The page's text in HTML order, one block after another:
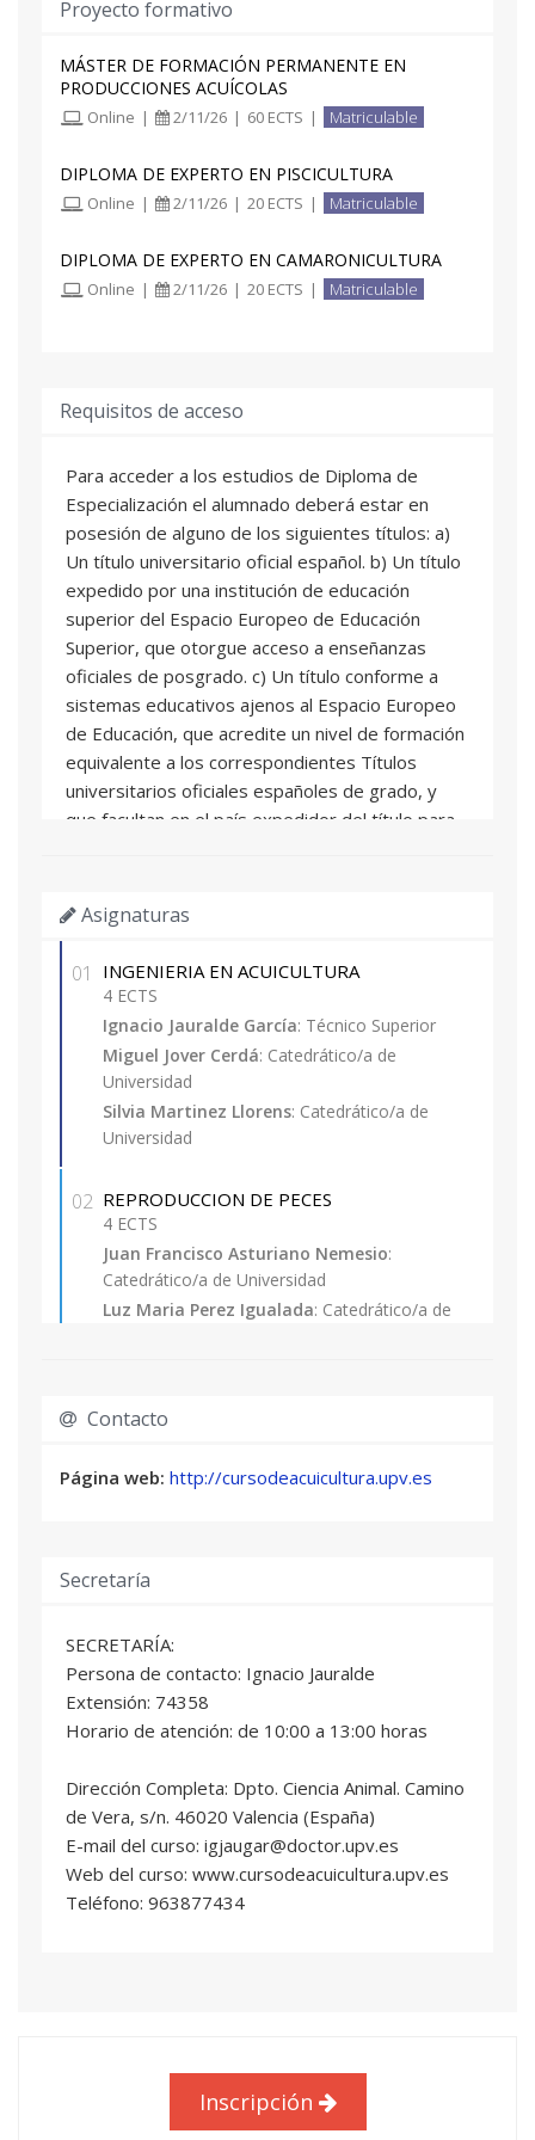
Universitarios interesados en ampliar sus
estudios en acuicultura.
conocimientos en otras disciplinas acuícolas.
Proyecto formativo
MÁSTER DE FORMACIÓN PERMANENTE EN
PRODUCCIONES ACUÍCOLAS
Online | 2/11/26 | 60 ECTS | Matriculable
DIPLOMA DE EXPERTO EN PISCICULTURA
Online | 2/11/26 | 20 ECTS | Matriculable
DIPLOMA DE EXPERTO EN CAMARONICULTURA
Online | 2/11/26 | 20 ECTS | Matriculable
Requisitos de acceso
Para acceder a los estudios de Diploma de
Especialización el alumnado deberá estar en
posesión de alguno de los siguientes títulos: a)
Un título universitario oficial español. b) Un título
expedido por una institución de educación
superior del Espacio Europeo de Educación
Superior, que otorgue acceso a enseñanzas
oficiales de posgrado. c) Un título conforme a
sistemas educativos ajenos al Espacio Europeo
de Educación, que acredite un nivel de formación
equivalente a los correspondientes Títulos
universitarios oficiales españoles de grado, y
que facultan en el país expedidor del título para
la Universitat Politècnica de València o por otras
universidades con las que exista mutuo
reconocimiento de dicha titulación. e)Experiencia
laboral o profesional con nivel competencial
equivalente a la formación académica
universitaria.
Excepcionalmente se admitirán con la
consideración de matrícula provisional,
tengan pendiente superar como máximo 30
ECTS (incluido el Proyecto Final de Carrera), no
pudiendo optar a la expedición de su Título
Propio hasta la obtención de la titulación
correspondiente.
Asignaturas
01 INGENIERIA EN ACUICULTURA
4 ECTS
Ignacio Jauralde García : Técnico Superior
Miguel Jover Cerdá: Catedrático/a de
Universidad
Silvia Martinez Llorens: Catedrático/a de
Universidad
02 REPRODUCCION DE PECES
4 ECTS
Juan Francisco Asturiano Nemesio:
Catedrático/a de Universidad
Luz Maria Perez Igualada: Catedrático/a de
4 ECTS
Silvia Martinez Llorens
04 ACUICULTURA SOSTENIBLE
3 ECTS
Miguel Rodilla Alama: Profesor/a Titular de
05 PATOLOGIA ACUICOLA
5 ECTS
Belén Fouz Rodríguez : Profesional del sector
Francisco Esteban Montero Royo
Jordi Comas Morte : Profesional del sector
Antonio José De Hoces Grau: Profesional del
Contacto
Página web: http://cursodeacuicultura.upv.es
Secretaría
SECRETARÍA:
Persona de contacto: Ignacio Jauralde
Extensión: 74358
Horario de atención: de 10:00 a 13:00 horas
Dirección Completa: Dpto. Ciencia Animal. Camino
de Vera, s/n. 46020 Valencia (España)
E-mail del curso: igjaugar@doctor.upv.es
Web del curso: www.cursodeacuicultura.upv.es
Teléfono: 963877434
Inscripción